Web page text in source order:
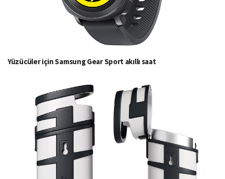
Yüzücüler için Samsung Gear Sport akıllı saat